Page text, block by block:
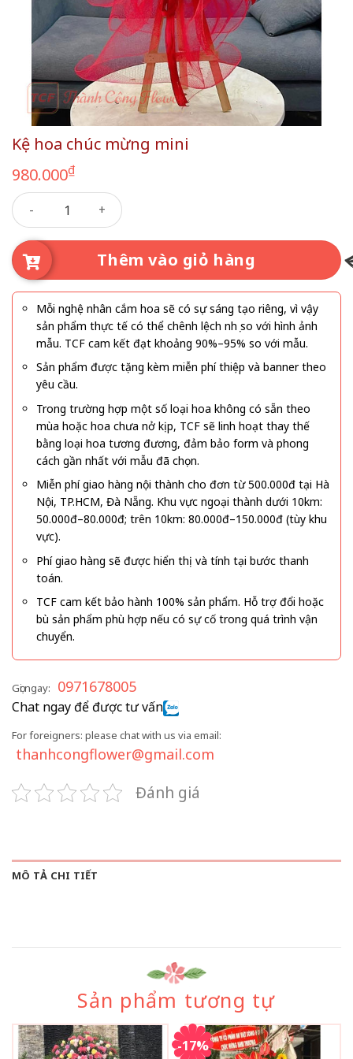
Kệ hoa chúc mừng mini
980.000₫
Kệ hoa chúc mừng mini số lượng
Thêm vào giỏ hàng
Mỗi nghệ nhân cắm hoa sẽ có sự sáng tạo riêng, vì vậy
sản phẩm thực tế có thể chênh lệch nhẹ so với hình ảnh
mẫu. TCF cam kết đạt khoảng 90%–95% so với mẫu.
Sản phẩm được tặng kèm miễn phí thiệp và banner theo
yêu cầu.
Trong trường hợp một số loại hoa không có sẵn theo
mùa hoặc hoa chưa nở kịp, TCF sẽ linh hoạt thay thế
bằng loại hoa tương đương, đảm bảo form và phong
cách gần nhất với mẫu đã chọn.
Miễn phí giao hàng nội thành cho đơn từ 500.000đ tại Hà
Nội, TP.HCM, Đà Nẵng. Khu vực ngoại thành dưới 10km:
50.000đ–80.000đ; trên 10km: 80.000đ–150.000đ (tùy khu
vực).
Phí giao hàng sẽ được hiển thị và tính tại bước thanh
toán.
TCF cam kết bảo hành 100% sản phẩm. Hỗ trợ đổi hoặc
bù sản phẩm phù hợp nếu có sự cố trong quá trình vận
chuyển.
Gọi ngay: 0971678005
Chat ngay để được tư vấn
For foreigners: please chat with us via email:
thanhcongflower@gmail.com
Đánh giá
MÔ TẢ CHI TIẾT
Sản phẩm tương tự
-17%